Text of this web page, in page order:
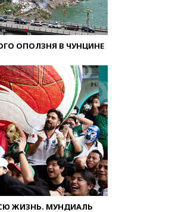
ОПОЛЗНЯ В ЧУНЦИНЕ
ЖИЗНЬ. МУНДИАЛЬ